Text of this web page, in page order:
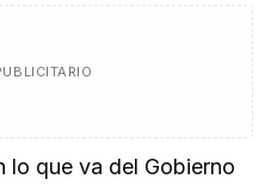
lo que va del Gobierno